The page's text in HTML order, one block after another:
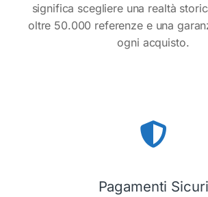
significa scegliere una realtà
oltre 50.000 referenze e una
ogni acquisto.
Pagamenti Sicuri